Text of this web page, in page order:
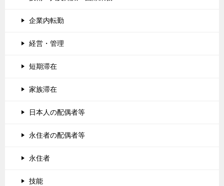
企業内転勤
経営・管理
短期滞在
家族滞在
日本人の配偶者等
永住者の配偶者等
永住者
技能